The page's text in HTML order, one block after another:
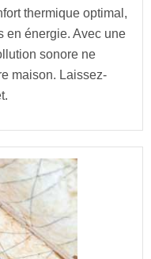
thermique optimal,
en énergie. Avec une
sonore ne
maison. Laissez-